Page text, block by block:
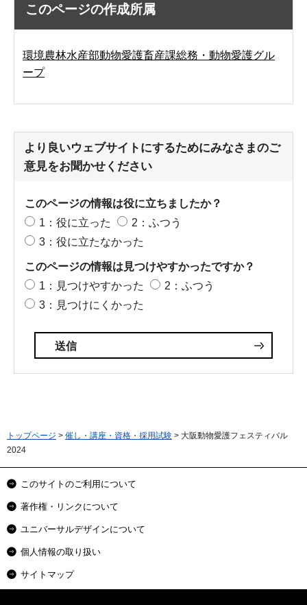
このページの作成所属
環境農林水産部動物愛護畜産課総務・動物愛護グル
ープ
より良いウェブサイトにするためにみなさまのご
意見をお聞かせください
このページの情報は役に立ちましたか？
1：役に立った
2：ふつう
3：役に立たなかった
このページの情報は見つけやすかったですか？
1：見つけやすかった
2：ふつう
3：見つけにくかった
トップページ > 催し・講座・資格・採用試験 > 大阪動物愛護フェスティバル
2024
このサイトのご利用について
著作権・リンクについて
ユニバーサルデザインについて
個人情報の取り扱い
サイトマップ